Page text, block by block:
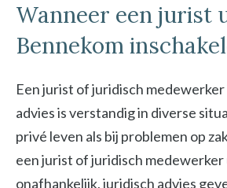
Wanneer een jurist
Bennekom
Een jurist of juridisch
advies is verstandig in diverse
privé leven als bij problemen op
een jurist of juridisch medewerker
onafhankelijk, juridisch advies